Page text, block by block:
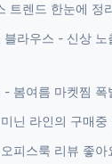
트렌드 한눈에 정
블라우스 - 신상 노
봄여름 마켓찜 폭
닌 라인의 구매중
피스룩 리뷰 좋아